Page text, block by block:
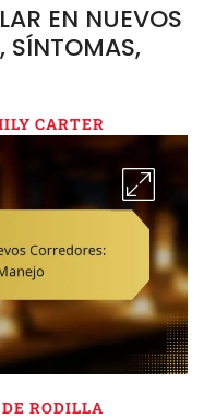
EN NUEVOS
SÍNTOMAS,
CARTER
RODILLA